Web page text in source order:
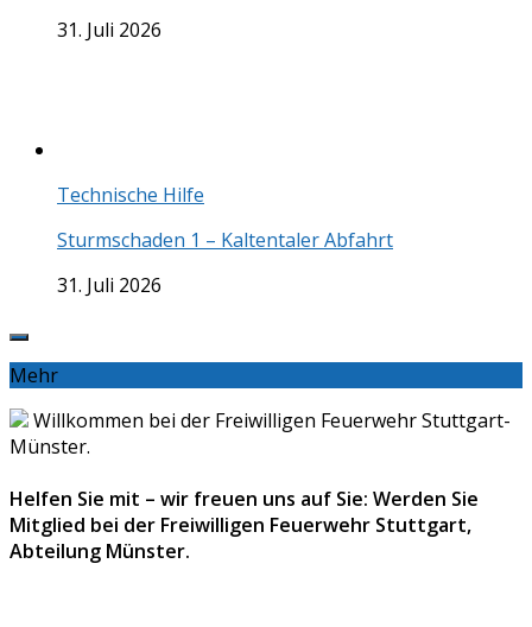
31. Juli 2026
Technische Hilfe
Sturmschaden 1 – Kaltentaler Abfahrt
31. Juli 2026
Mehr
Willkommen bei der Freiwilligen Feuerwehr Stuttgart-
Münster.
Helfen Sie mit – wir freuen uns auf Sie: Werden Sie
Mitglied bei der Freiwilligen Feuerwehr Stuttgart,
Abteilung Münster.